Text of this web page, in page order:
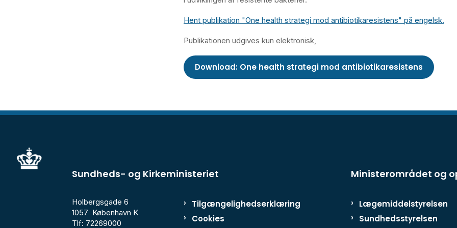
Hent publikation "One health strategi mod antibiotikaresistens" på engelsk.
Publikationen udgives kun elektronisk,
Download: One health strategi mod antibiotikaresistens
Sundheds- og Kirkeministeriet Ministerområdet og
Holbergsgade 6
1057 København K
Tlf: 72269000
Tilgængelighedserklæring
Cookies
Lægemiddelstyrelsen
Sundhedsstyrelsen